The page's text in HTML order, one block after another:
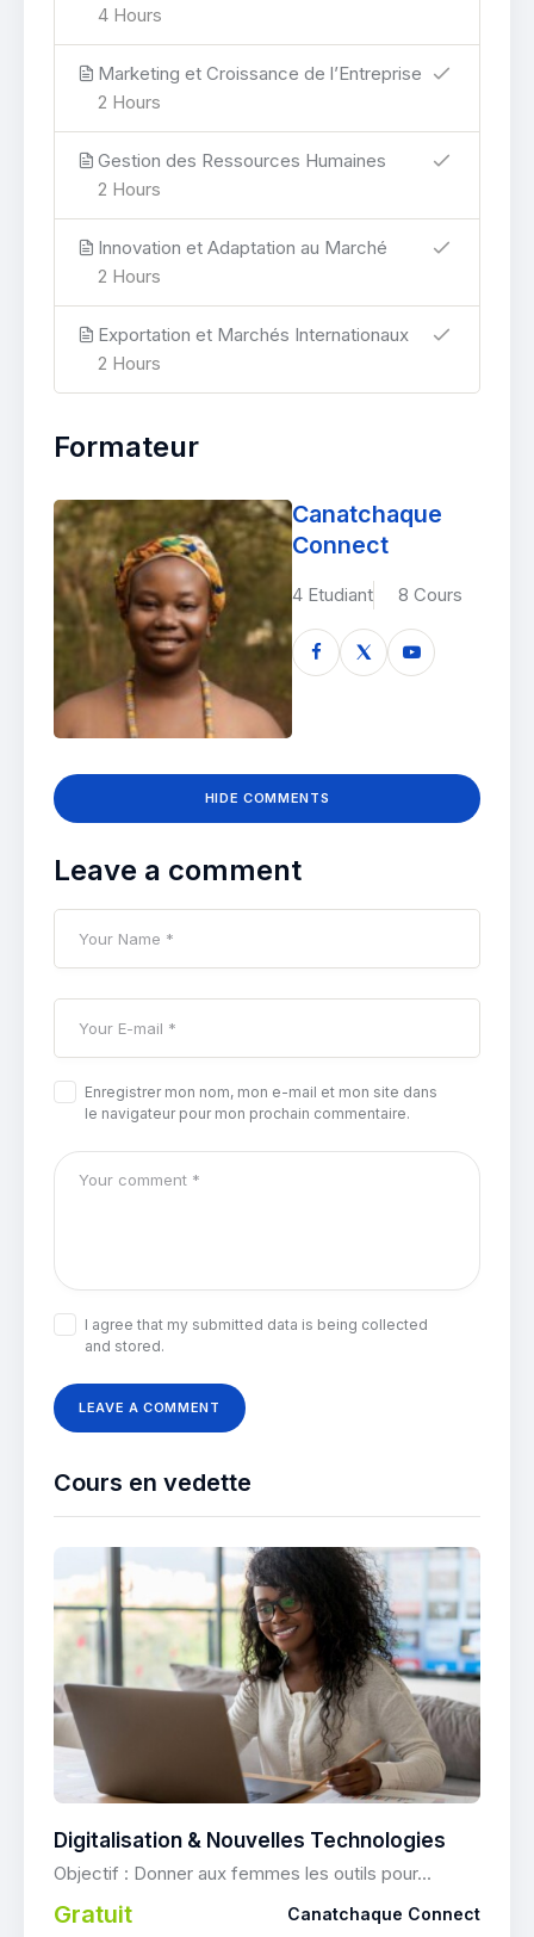
4 Hours
Marketing et Croissance de l’Entreprise
2 Hours
Gestion des Ressources Humaines
2 Hours
Innovation et Adaptation au Marché
2 Hours
Exportation et Marchés Internationaux
2 Hours
Formateur
Canatchaque
Connect
4 Etudiant 8 Cours
HIDE COMMENTS
Leave a comment
Enregistrer mon nom, mon e-mail et mon site dans
le navigateur pour mon prochain commentaire.
I agree that my submitted data is being collected
and stored.
Cours en vedette
Digitalisation & Nouvelles Technologies
Objectif : Donner aux femmes les outils pour...
Gratuit Canatchaque Connect